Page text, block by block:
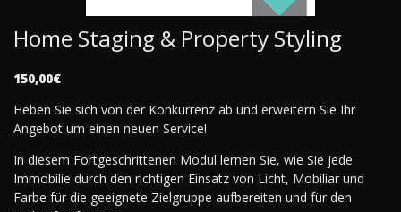
Home Staging & Property Styling
150,00€
Heben Sie sich von der Konkurrenz ab und erweitern Sie Ihr
Angebot um einen neuen Service!
In diesem Fortgeschrittenen Modul lernen Sie, wie Sie jede
Immobilie durch den richtigen Einsatz von Licht, Mobiliar und
Farbe für die geeignete Zielgruppe aufbereiten und für den